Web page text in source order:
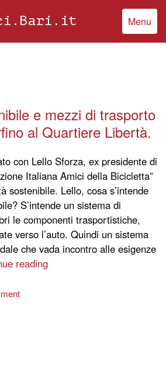
Menu
e mezzi di trasporto
al Quartiere Libertà.
con Lello Sforza, ex presidente di
Italiana Amici della Bicicletta”
sostenibile. Lello, cosa s’intende
S’intende un sistema di
le componenti trasportistiche,
verso l’auto. Quindi un sistema
che vada incontro alle esigenze
reading